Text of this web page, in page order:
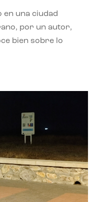
en una ciudad
por un autor,
bien sobre lo